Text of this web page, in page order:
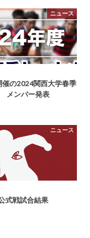
ニュース
の2024関西大学春季
メンバー発表
ニュース
式戦試合結果